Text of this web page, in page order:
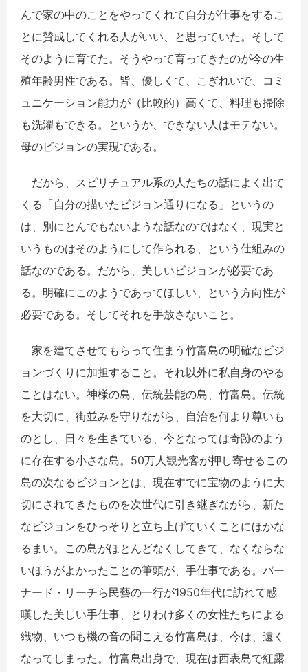
んで家の中のことをやってくれて自分が仕事をするこ
とに賛成してくれる人がいい、と思っていた。そして
そのように育てた。そうやって育ってきたのが今の生
殖年齢男性である。皆、優しくて、こぎれいで、コミ
ュニケーション能力が（比較的）高くて、料理も掃除
も洗濯もできる。というか、できない人はモテない。
母のビジョンの実現である。
だから、スピリチュアル系の人たちの話によく出て
くる「自分の描いたビジョン通りになる」というの
は、別にとんでもないような話なのではなく、現実と
いうものはそのようにして作られる、という仕組みの
話なのである。だから、美しいビジョンが必要であ
る。明確にこのようであってほしい、という方向性が
必要である。そしてそれを手放さないこと。
家を建てさせてもらって住まう竹富島の明確なビジ
ョンづくりに加担すること。それ以外に私自身のやる
ことはない。神様の島、伝統芸能の島、竹富島。伝統
を大切に、街並みを守りながら、自治を何より尊いも
のとし、日々を生きている、今となっては奇跡のよう
に存在する小さな島。50万人観光客が押し寄せるこの
島の次なるビジョンとは、現在すでに宝物のように大
切にされてきたものを次世代に引き継ぎながら、新た
なビジョンをひっそりと立ち上げていくことにほかな
るまい。この島がほとんどなくしてきて、なくならな
いほうがよかったことの筆頭が、手仕事である。バー
ナード・リーチら民藝の一行が1950年代に訪れて感
嘆した美しい手仕事、とりわけ多くの女性たちによる
織物、いつも機の音の聞こえる竹富島は、今は、遠く
なってしまった。竹富島出身で、現在は西表島で紅露